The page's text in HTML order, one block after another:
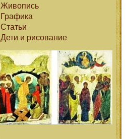
Живопись
Графика
Статьи
Дети и рисование